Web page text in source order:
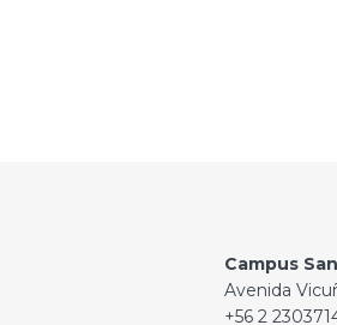
Campus
Avenida
+56 2